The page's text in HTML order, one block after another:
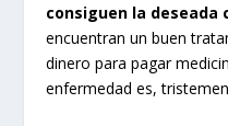
consiguen la deseada
encuentran un buen
dinero para pagar
enfermedad es,